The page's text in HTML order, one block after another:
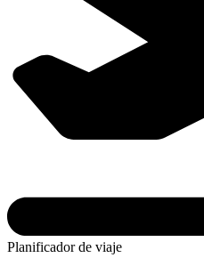
Planificador de viaje